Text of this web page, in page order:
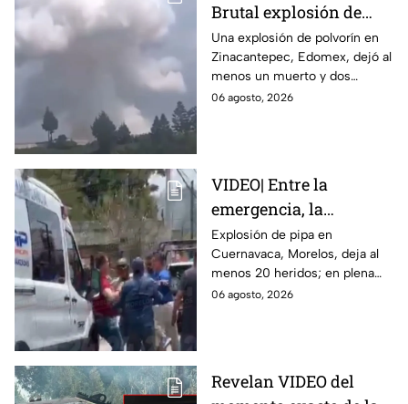
Brutal explosión de
polvorín en Santa
María del Monte,
Zinacantepec; reportan
al menos un muerto y
Una explosión de polvorín en
Zinacantepec, Edomex, dejó al
menos un muerto y dos
heridos; autoridades atiende la
06 agosto, 2026
VIDEO| Entre la
emergencia, la
desesperación y el
llanto de un niño;
adultos desatan pelea
tras explosión de pipa
Explosión de pipa en
Cuernavaca, Morelos, deja al
menos 20 heridos; en plena
emergencia, dos hombres
06 agosto, 2026
Revelan VIDEO del